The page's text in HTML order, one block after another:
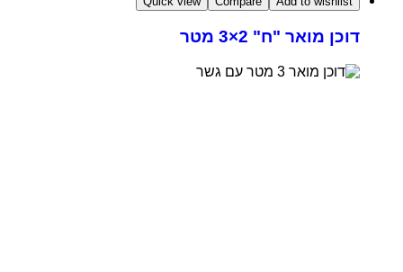
דוכן מואר "ח" 2×3 מטר